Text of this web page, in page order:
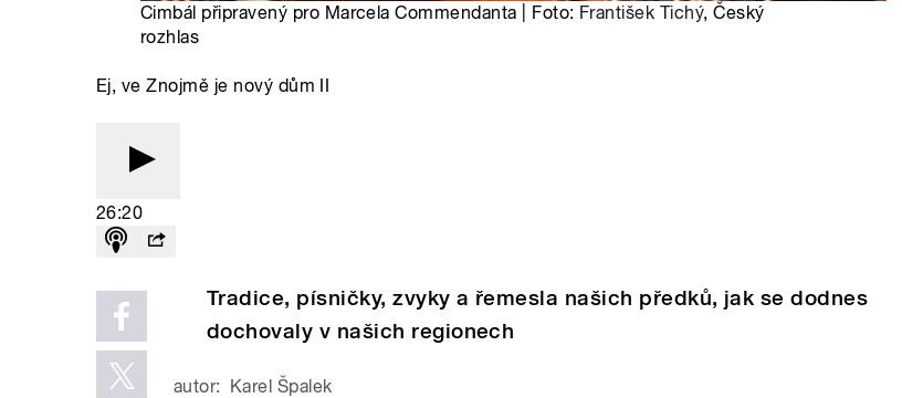
Cimbál připravený pro Marcela Commendanta | Foto: František Tichý, Český
rozhlas
Ej, ve Znojmě je nový dům II
26:20
Tradice, písničky, zvyky a řemesla našich předků, jak se dodnes
dochovaly v našich regionech
autor: Karel Špalek